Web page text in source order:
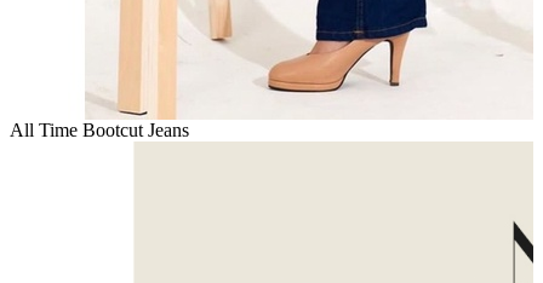
All Time Bootcut Jeans